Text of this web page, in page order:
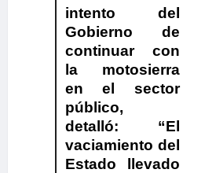
intento del
Gobierno de
continuar con
la motosierra
en el sector
público,
detalló: “El
vaciamiento del
Estado llevado